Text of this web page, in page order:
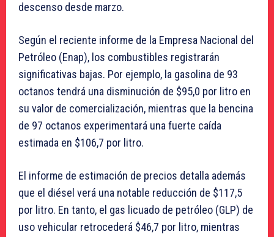
descenso desde marzo.
Según el reciente informe de la Empresa Nacional del
Petróleo (Enap), los combustibles registrarán
significativas bajas. Por ejemplo, la gasolina de 93
octanos tendrá una disminución de $95,0 por litro en
su valor de comercialización, mientras que la bencina
de 97 octanos experimentará una fuerte caída
estimada en $106,7 por litro.
El informe de estimación de precios detalla además
que el diésel verá una notable reducción de $117,5
por litro. En tanto, el gas licuado de petróleo (GLP) de
uso vehicular retrocederá $46,7 por litro, mientras